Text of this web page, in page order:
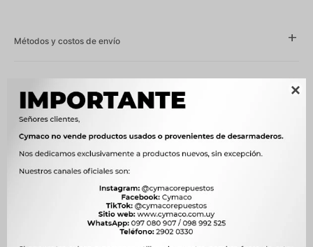

Métodos y costos de envío
Año 2016 - 2018
Compatibilidad TOYOTA
2.4 D-4D 2GD-FTV DIESEL, 2.8 D 1GD-FTV DIESEL